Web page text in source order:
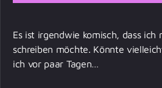
Es ist irgendwie komisch, dass ich
schreiben möchte. Könnte
ich vor paar Tagen…